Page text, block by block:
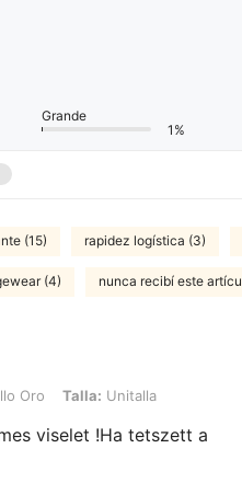
Grande
1%
(15) rapidez logística (3)
(4) nunca recibí este
Unitalla
Oro Talla: Unitalla
viselet !Ha tetszett a